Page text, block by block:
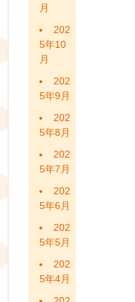
月
202
5年10
月
202
5年9月
202
5年8月
202
5年7月
202
5年6月
202
5年5月
202
5年4月